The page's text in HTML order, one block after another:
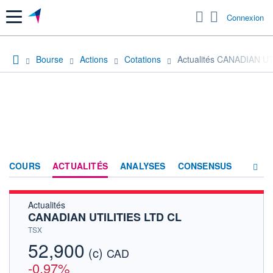
Menu Connexion
Bourse Actions Cotations Actualités CANADIAN
COURS ACTUALITÉS ANALYSES CONSENSUS
Actualités
CANADIAN UTILITIES LTD CL
TSX
52,900 (c) CAD
-0,97%